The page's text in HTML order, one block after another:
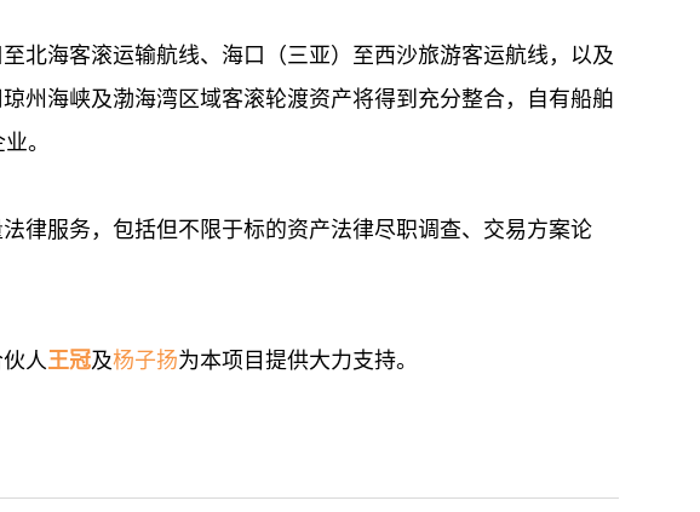
北海客滚运输航线、海口（三亚）至西沙旅游客运航线，以及
州海峡及渤海湾区域客滚轮渡资产将得到充分整合，自有船舶
。
律服务，包括但不限于标的资产法律尽职调查、交易方案论
人 王冠及杨子扬为本项目提供大力支持。